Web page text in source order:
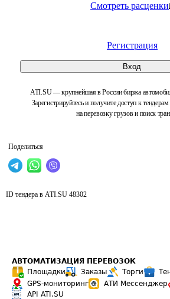
Смотреть расценки
Регистрация
Вход
ATI.SU — крупнейшая в России биржа
Зарегистрируйтесь и получите доступ к
на перевозку грузов и поиск
Поделиться
ID тендера в ATI.SU 48302
АВТОМАТИЗАЦИЯ ПЕРЕВОЗОК
Площадки
Заказы Торги
GPS-мониторинг
АТИ Мессенджер
API ATI.SU